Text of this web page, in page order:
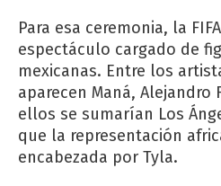
Para esa ceremonia, la
espectáculo cargado de
mexicanas. Entre los
aparecen Maná, Alejandro
ellos se sumarían Los
que la representación
encabezada por Tyla.